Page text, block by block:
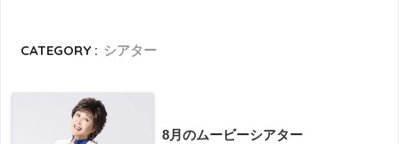
CATEGORY : シアター
8月のムービーシアター